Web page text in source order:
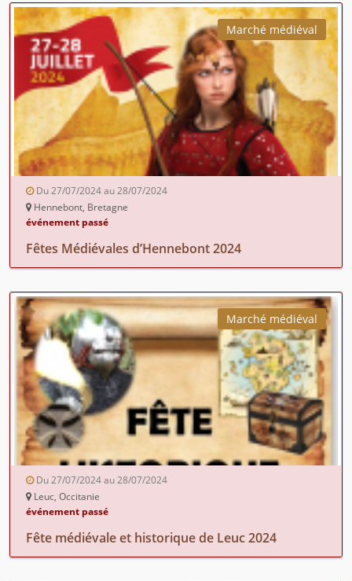
Marché médiéval
Du 27/07/2024 au 28/07/2024
Hennebont, Bretagne
événement passé
Fêtes Médiévales d’Hennebont 2024
Marché médiéval
Du 27/07/2024 au 28/07/2024
Leuc, Occitanie
événement passé
Fête médiévale et historique de Leuc 2024